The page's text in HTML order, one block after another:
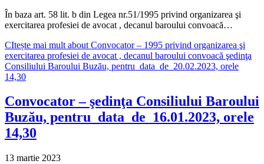
În baza art. 58 lit. b din Legea nr.51/1995 privind organizarea şi
exercitarea profesiei de avocat , decanul baroului convoacă…
CItește mai mult about Convocator – 1995 privind organizarea şi
exercitarea profesiei de avocat , decanul baroului convoacă şedinţa
Consiliului Baroului Buzău, pentru data de 20.02.2023, orele
14,30
Convocator – şedinţa Consiliului Baroului
Buzău, pentru data de 16.01.2023, orele
14,30
13 martie 2023